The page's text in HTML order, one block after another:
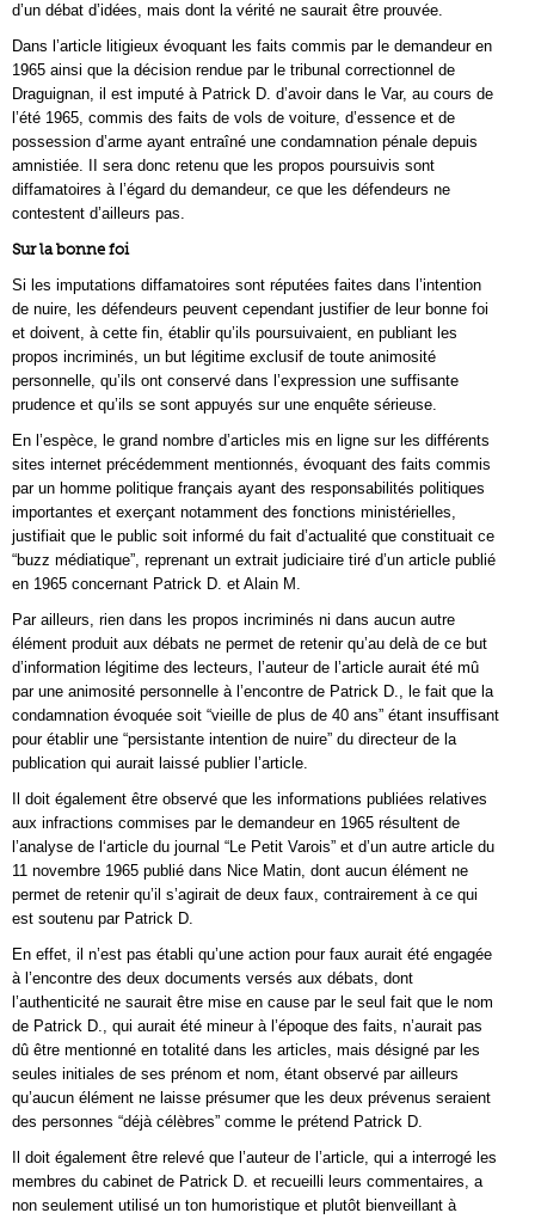
d’un débat d’idées, mais dont la vérité ne saurait être prouvée.
Dans l’article litigieux évoquant les faits commis par le demandeur en
1965 ainsi que la décision rendue par le tribunal correctionnel de
Draguignan, il est imputé à Patrick D. d’avoir dans le Var, au cours de
l’été 1965, commis des faits de vols de voiture, d’essence et de
possession d’arme ayant entraîné une condamnation pénale depuis
amnistiée. II sera donc retenu que les propos poursuivis sont
diffamatoires à l’égard du demandeur, ce que les défendeurs ne
contestent d’ailleurs pas.
Sur la bonne foi
Si les imputations diffamatoires sont réputées faites dans l’intention
de nuire, les défendeurs peuvent cependant justifier de leur bonne foi
et doivent, à cette fin, établir qu’ils poursuivaient, en publiant les
propos incriminés, un but légitime exclusif de toute animosité
personnelle, qu’ils ont conservé dans l’expression une suffisante
prudence et qu’ils se sont appuyés sur une enquête sérieuse.
En l’espèce, le grand nombre d’articles mis en ligne sur les différents
sites internet précédemment mentionnés, évoquant des faits commis
par un homme politique français ayant des responsabilités politiques
importantes et exerçant notamment des fonctions ministérielles,
justifiait que le public soit informé du fait d’actualité que constituait ce
“buzz médiatique”, reprenant un extrait judiciaire tiré d’un article publié
en 1965 concernant Patrick D. et Alain M.
Par ailleurs, rien dans les propos incriminés ni dans aucun autre
élément produit aux débats ne permet de retenir qu’au delà de ce but
d’information légitime des lecteurs, l’auteur de l’article aurait été mû
par une animosité personnelle à l’encontre de Patrick D., le fait que la
condamnation évoquée soit “vieille de plus de 40 ans” étant insuffisant
pour établir une “persistante intention de nuire” du directeur de la
publication qui aurait laissé publier l’article.
Il doit également être observé que les informations publiées relatives
aux infractions commises par le demandeur en 1965 résultent de
l’analyse de l‘article du journal “Le Petit Varois” et d’un autre article du
11 novembre 1965 publié dans Nice Matin, dont aucun élément ne
permet de retenir qu’il s’agirait de deux faux, contrairement à ce qui
est soutenu par Patrick D.
En effet, il n’est pas établi qu’une action pour faux aurait été engagée
à l’encontre des deux documents versés aux débats, dont
l’authenticité ne saurait être mise en cause par le seul fait que le nom
de Patrick D., qui aurait été mineur à l’époque des faits, n’aurait pas
dû être mentionné en totalité dans les articles, mais désigné par les
seules initiales de ses prénom et nom, étant observé par ailleurs
qu’aucun élément ne laisse présumer que les deux prévenus seraient
des personnes “déjà célèbres” comme le prétend Patrick D.
Il doit également être relevé que l’auteur de l’article, qui a interrogé les
membres du cabinet de Patrick D. et recueilli leurs commentaires, a
non seulement utilisé un ton humoristique et plutôt bienveillant à